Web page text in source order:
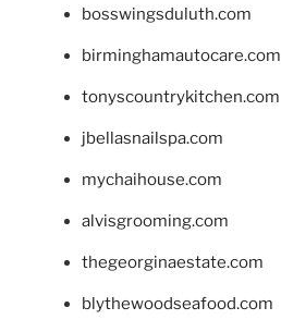
bosswingsduluth.com
birminghamautocare.com
tonyscountrykitchen.com
jbellasnailspa.com
mychaihouse.com
alvisgrooming.com
thegeorginaestate.com
blythewoodseafood.com